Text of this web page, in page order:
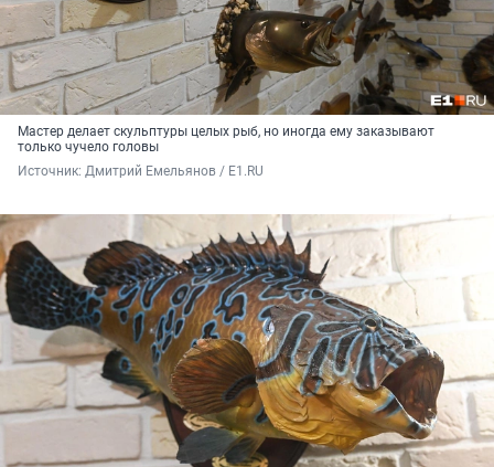
Мастер делает скульптуры целых рыб, но иногда ему заказывают
только чучело головы
Источник: Дмитрий Емельянов / E1.RU